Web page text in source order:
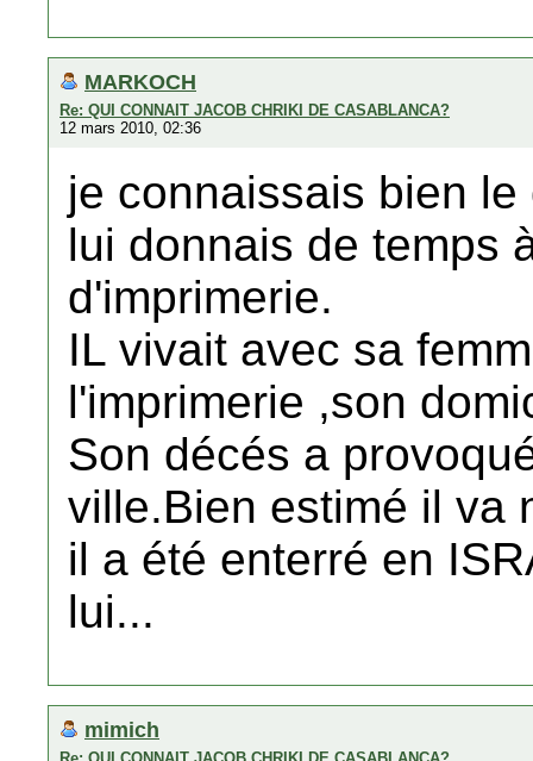
MARKOCH
Re: QUI CONNAIT JACOB CHRIKI DE CASABLANCA?
12 mars 2010, 02:36
je connaissais bien
lui donnais de temps
d'imprimerie.
IL vivait avec sa
l'imprimerie ,son
Son décés a
ville.Bien estimé il va
il a été enterré en
lui...
mimich